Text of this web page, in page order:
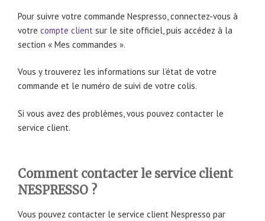
Pour suivre votre commande Nespresso, connectez-vous à
votre compte client sur le site officiel, puis accédez à la
section « Mes commandes ».
Vous y trouverez les informations sur l’état de votre
commande et le numéro de suivi de votre colis.
Si vous avez des problèmes, vous pouvez contacter le
service client.
Comment contacter le service client
NESPRESSO ?
Vous pouvez contacter le service client Nespresso par